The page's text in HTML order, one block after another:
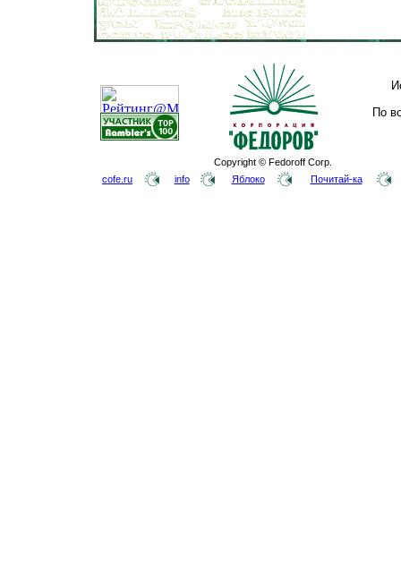
Copyright © Fedoroff Corp.
По
cofe.ru info Яблоко Почитай-ка